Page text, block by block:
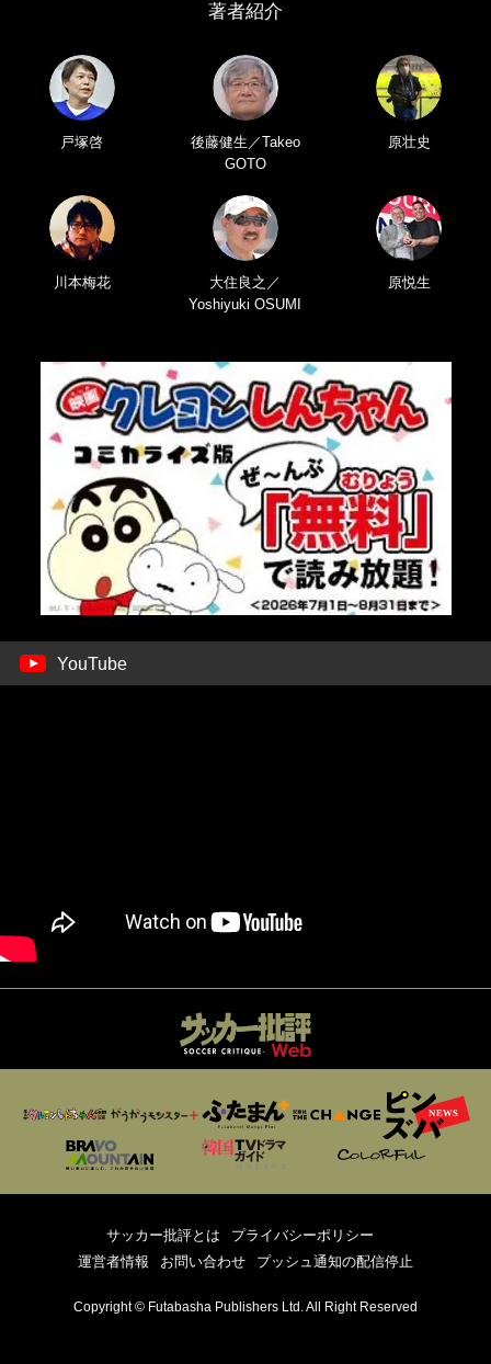
著者紹介
戸塚啓
後藤健生／Takeo
GOTO
原壮史
川本梅花
大住良之／
Yoshiyuki OSUMI
原悦生
YouTube
サッカー批評とは
プライバシーポリシー
運営者情報
お問い合わせ プッシュ通知の配信停止
Copyright © Futabasha Publishers Ltd. All Right Reserved